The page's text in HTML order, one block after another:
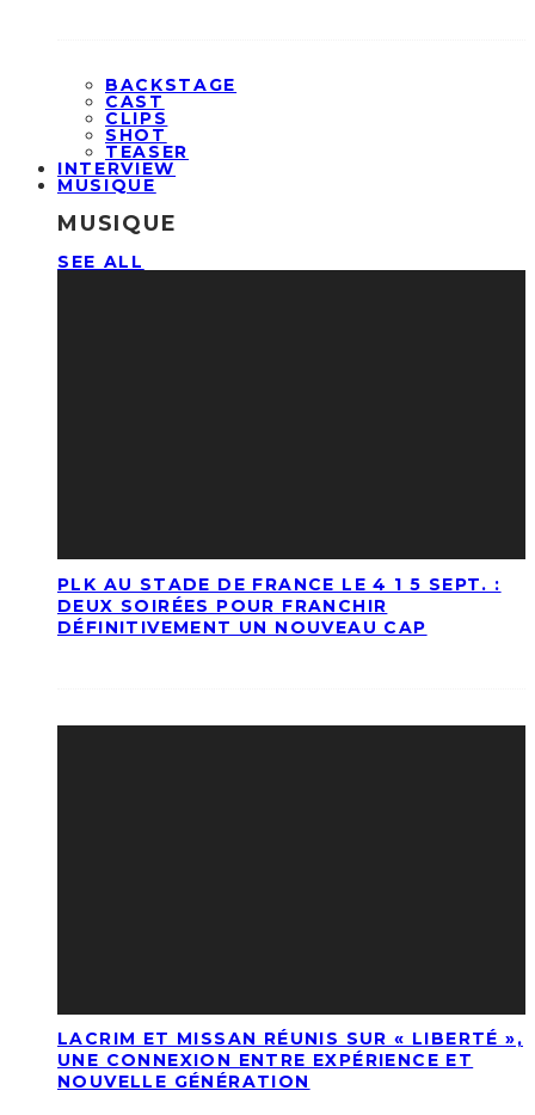
BACKSTAGE
CAST
CLIPS
SHOT
TEASER
INTERVIEW
MUSIQUE
MUSIQUE
SEE ALL
PLK AU STADE DE FRANCE LE 4 1 5 SEPT. :
DEUX SOIRÉES POUR FRANCHIR
DÉFINITIVEMENT UN NOUVEAU CAP
LACRIM ET MISSAN RÉUNIS SUR « LIBERTÉ »,
UNE CONNEXION ENTRE EXPÉRIENCE ET
NOUVELLE GÉNÉRATION